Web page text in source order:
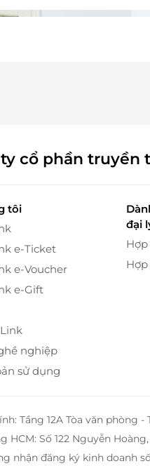
lĩnh tư vấn Du Học,
tuyển sinh chính thức
School, cùng nhiều
cổ phần truyền
tôi
e-Ticket
e-Voucher
e-Gift
nghiệp
sử dụng
đại
Tầng 12A Tòa văn phòng
HCM: Số 122 Nguyễn
nhận đăng ký kinh doanh